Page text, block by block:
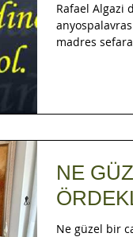
Rafael Algazi
madres
NE
Ne güzel bir